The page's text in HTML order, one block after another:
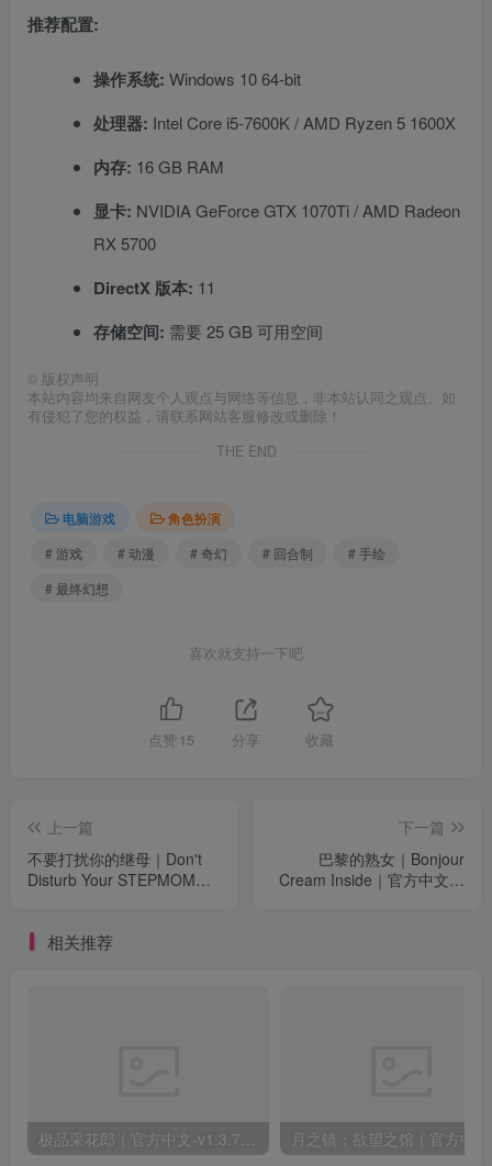
推荐配置:
操作系统: Windows 10 64-bit
处理器: Intel Core i5-7600K / AMD Ryzen 5 1600X
内存: 16 GB RAM
显卡: NVIDIA GeForce GTX 1070Ti / AMD Radeon
RX 5700
DirectX 版本: 11
存储空间: 需要 25 GB 可用空间
© 版权声明
本站内容均来自网友个人观点与网络等信息，非本站认同之观点。如
有侵犯了您的权益，请联系网站客服修改或删除！
THE END
电脑游戏
角色扮演
# 游戏
# 动漫 # 奇幻 # 回合制
# 手绘
# 最终幻想
喜欢就支持一下吧
点赞 15 分享 收藏
上一篇
不要打扰你的继母｜Don't
Disturb Your STEPMOM｜
下一篇
巴黎的熟女｜Bonjour
Cream Inside｜官方中文｜
相关推荐
极品采花郎｜官方中文-v1.3.7+满金币初始存档+通关存档｜7.11G｜免安装